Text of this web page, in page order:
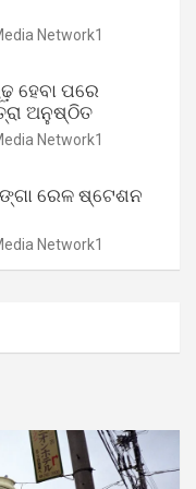
Network1
ହେବା ପରେ
ଅନୁଷ୍ଠିତ
Network1
ରେଳ ଷ୍ଟେଶନ
Network1